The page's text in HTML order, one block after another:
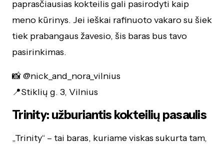
paprasčiausias kokteilis gali pasirodyti kaip
meno kūrinys. Jei ieškai rafinuoto vakaro su šiek
tiek prabangaus žavesio, šis baras bus tavo
pasirinkimas.
📸 @nick_and_nora_vilnius
📍Stiklių g. 3, Vilnius
Trinity: užburiantis kokteilių pasaulis
„Trinity“ – tai baras, kuriame viskas sukurta tam,